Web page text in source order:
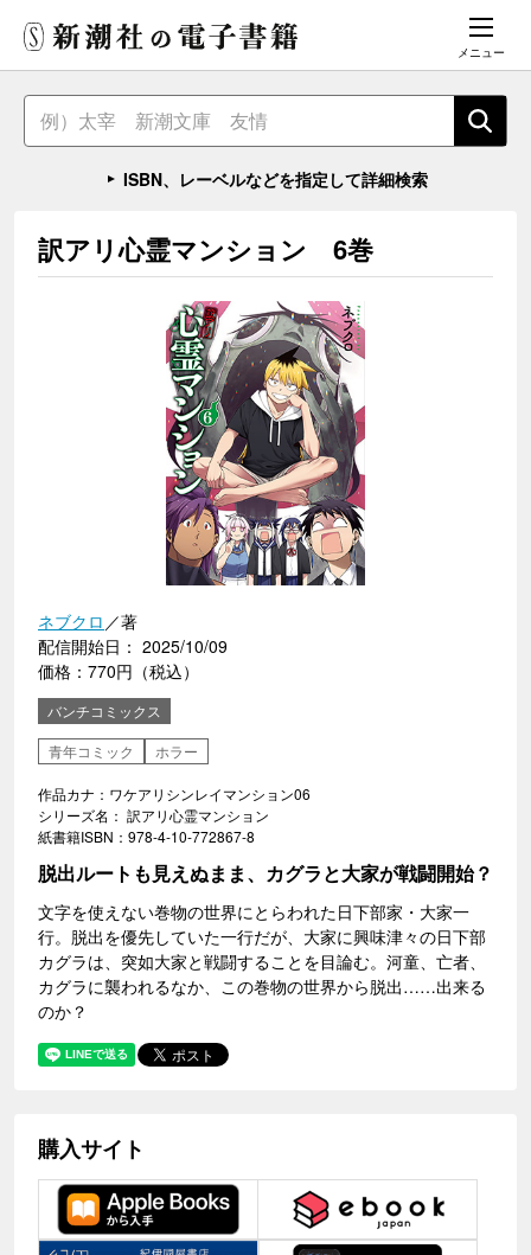
メニュー
ISBN、レーベルなどを指定して詳細検索
訳アリ心霊マンション 6巻
ネブクロ ／著
配信開始日： 2025/10/09
価格：770円（税込）
バンチコミックス
青年コミック
ホラー
作品カナ：ワケアリシンレイマンション06
シリーズ名： 訳アリ心霊マンション
紙書籍ISBN：978-4-10-772867-8
脱出ルートも見えぬまま、カグラと大家が戦闘開始？
文字を使えない巻物の世界にとらわれた日下部家・大家一
行。脱出を優先していた一行だが、大家に興味津々の日下部
カグラは、突如大家と戦闘することを目論む。河童、亡者、
カグラに襲われるなか、この巻物の世界から脱出……出来る
のか？
購入サイト